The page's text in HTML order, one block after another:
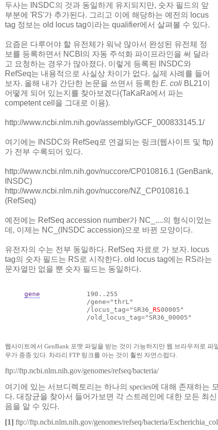
두사는 INSDC의 것과 동일하게 유지되지만, 숫자 필드의 앞
부분에 'RS'가 추가된다. 그리고 이에 해당하는 예전의 locus
tag 정보는 old locus tag이라는 qualifier에서 살펴볼 수 있다.
요즘은 다루어야 할 유전체가 워낙 많아서 완성된 유전체 정
보를 등록하면서 NCBI의 자동 주석화 파이프라인을 써 달라
고 요청하는 경우가 많아졌다. 이렇게 등록된 INSDC와
RefSeq는 내용적으로 사실상 차이가 없다. 실제 사례를 들어
보자. 올해 내가 간단한 논문을 쓰면서 등록한 E. coli BL21이
어떻게 되어 있는지를 찾아보겠다(TaKaRa에서 파는
competent cell을 그대로 이용).
http://www.ncbi.nlm.nih.gov/assembly/GCF_000833145.1/
여기에는 INSDC와 RefSeq로 연결되는 링크(웹사이트 및 ftp)
가 전부 수록되어 있다.
http://www.ncbi.nlm.nih.gov/nuccore/CP010816.1 (GenBank,
INSDC)
http://www.ncbi.nlm.nih.gov/nuccore/NZ_CP010816.1
(RefSeq)
예전에는 RefSeq accession number가 NC_....의 형식이었는
데, 이제는 NC_(INSDC accession)으로 바뀐 모양이다.
유전자의 수는 전부 동일하다. RefSeq 자료로 가 보자. locus
tag의 숫자 필드는 RS로 시작한다. old locus tag에는 RS라는
문자열만 없을 뿐 숫자 필드는 동일하다.
gene
            190..255
                     /locus_tag="SR36_
RS00005"
                     /old_locus_tag="SR36_00005"
웹사이트에서 GenBank 포맷 파일을 받는 것이 가능하지만 웹 브라우저로 파
우가 종종 있다. 차라리 FTP 링크를 아는 것이 훨씬 자연스럽다.
ftp://ftp.ncbi.nlm.nih.gov/genomes/refseq/bacteria/
여기에 있는 서브디렉토리는 하나의 species에 대해 존재하는
다. 대장균을 찾아서 들어가보면 각 스트레인에 대한 모든 최
음을 알 수 있다.
[1] ftp://ftp.ncbi.nlm.nih.gov/genomes/refseq/bacteria/